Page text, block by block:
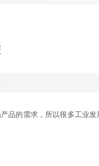
品的需求，所以很多工业